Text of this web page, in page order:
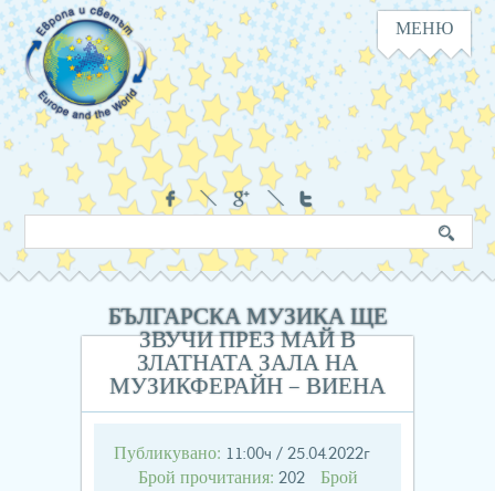
Навигация
МЕНЮ
Социални
в
сайта
дума
БЪЛГАРСКА МУЗИКА ЩЕ
ЗВУЧИ ПРЕЗ МАЙ В
ЗЛАТНАТА ЗАЛА НА
МУЗИКФЕРАЙН – ВИЕНА
Публикувано: 11:00ч / 25.04.2022г
Брой прочитания: 202
Брой